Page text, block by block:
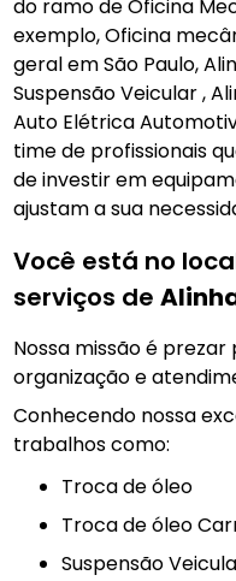
do ramo de Oficina
exemplo, Oficina
geral em São Paulo,
Suspensão Veicular ,
Auto Elétrica
time de profissionais
de investir em
ajustam a sua
Você está no
serviços de
Nossa missão é prezar
organização e
Conhecendo nossa
trabalhos como:
troca de óleo
Troca de óleo
Suspensão